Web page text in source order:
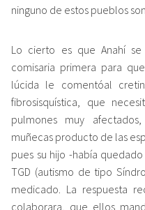
ninguno de estos pueblos
Lo cierto es que Anahí
comisaria primera para
lúcida le comentóal
fibrosisquística, que
pulmones muy
muñecas producto de las
pues su hijo -había
TGD (autismo de tipo
medicado. La respuesta
colaborara, que ellos